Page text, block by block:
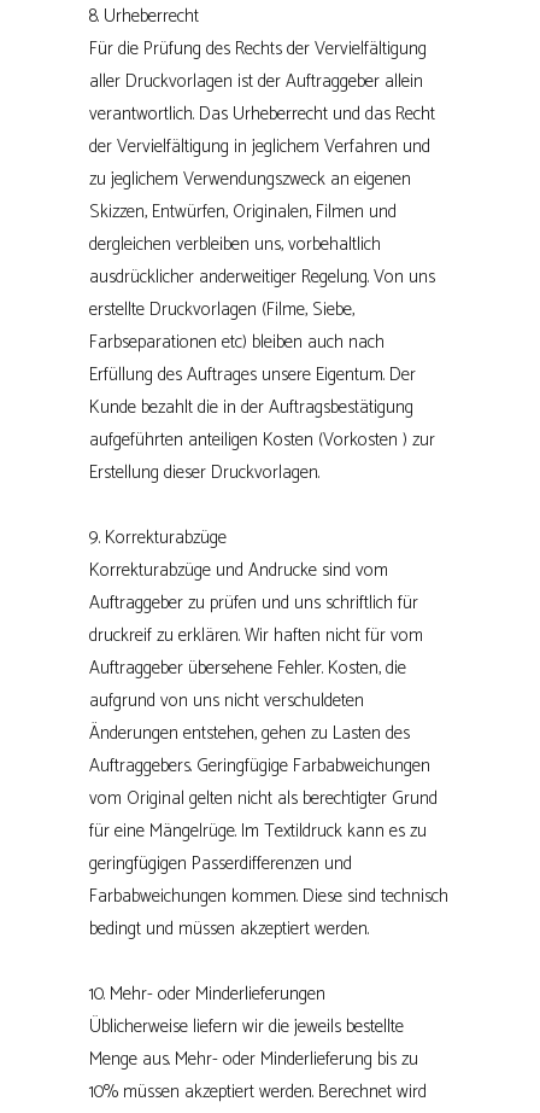
8. Urheberrecht
Für die Prüfung des Rechts der Vervielfältigung
aller Druckvorlagen ist der Auftraggeber allein
verantwortlich. Das Urheberrecht und das Recht
der Vervielfältigung in jeglichem Verfahren und
zu jeglichem Verwendungszweck an eigenen
Skizzen, Entwürfen, Originalen, Filmen und
dergleichen verbleiben uns, vorbehaltlich
ausdrücklicher anderweitiger Regelung. Von uns
erstellte Druckvorlagen (Filme, Siebe,
Farbseparationen etc) bleiben auch nach
Erfüllung des Auftrages unsere Eigentum. Der
Kunde bezahlt die in der Auftragsbestätigung
aufgeführten anteiligen Kosten (Vorkosten ) zur
Erstellung dieser Druckvorlagen.
9. Korrekturabzüge
Korrekturabzüge und Andrucke sind vom
Auftraggeber zu prüfen und uns schriftlich für
druckreif zu erklären. Wir haften nicht für vom
Auftraggeber übersehene Fehler. Kosten, die
aufgrund von uns nicht verschuldeten
Änderungen entstehen, gehen zu Lasten des
Auftraggebers. Geringfügige Farbabweichungen
vom Original gelten nicht als berechtigter Grund
für eine Mängelrüge. Im Textildruck kann es zu
geringfügigen Passerdifferenzen und
Farbabweichungen kommen. Diese sind technisch
bedingt und müssen akzeptiert werden.
10. Mehr- oder Minderlieferungen
Üblicherweise liefern wir die jeweils bestellte
Menge aus. Mehr- oder Minderlieferung bis zu
10% müssen akzeptiert werden. Berechnet wird